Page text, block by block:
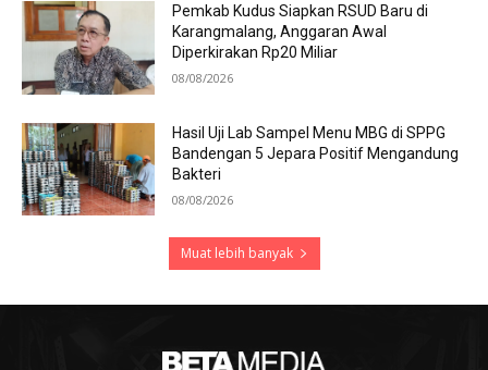
Pemkab Kudus Siapkan RSUD Baru di
Karangmalang, Anggaran Awal
Diperkirakan Rp20 Miliar
08/08/2026
Hasil Uji Lab Sampel Menu MBG di SPPG
Bandengan 5 Jepara Positif Mengandung
Bakteri
08/08/2026
Muat lebih banyak